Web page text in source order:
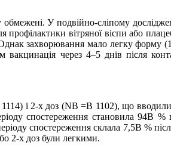
У подвійно-сліпому
вітряної віспи або
захворювання мало легку форму
через 4–5 днів після
і 2-х доз (NВ =В 1102), що
спостереження становила 94В
спостереження склала 7,5В %
2-х доз були легкими.